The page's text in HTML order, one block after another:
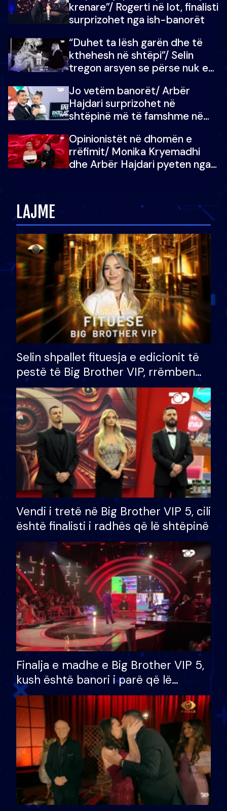
krenare”/ Rogerti në lot, finalisti
surprizohet nga ish-banorët
“Duhet ta lësh garën dhe të
kthehesh në shtëpi”/ Selin
tregon arsyen se përse nuk e
çoja luftën time deri në fund
Jo vetëm banorët/ Arbër
Hajdari surprizohet në
shtëpinë më të famshme në
vajzën e tij
Opinionistët në dhomën e
rrëfimit/ Monika Kryemadhi
dhe Arbër Hajdari pyeten nga
LAJME
Selin shpallet fituesja e edicionit të
pestë të Big Brother VIP, rrëmben
çmimin e madh prej 100 mijë eurosh
Vendi i tretë në Big Brother VIP 5, cili
është finalisti i radhës që lë shtëpinë
Finalja e madhe e Big Brother VIP 5,
kush është banori i parë që lë
shtëpinë dhe humb mundësinë për
të fituar çmimin e madh